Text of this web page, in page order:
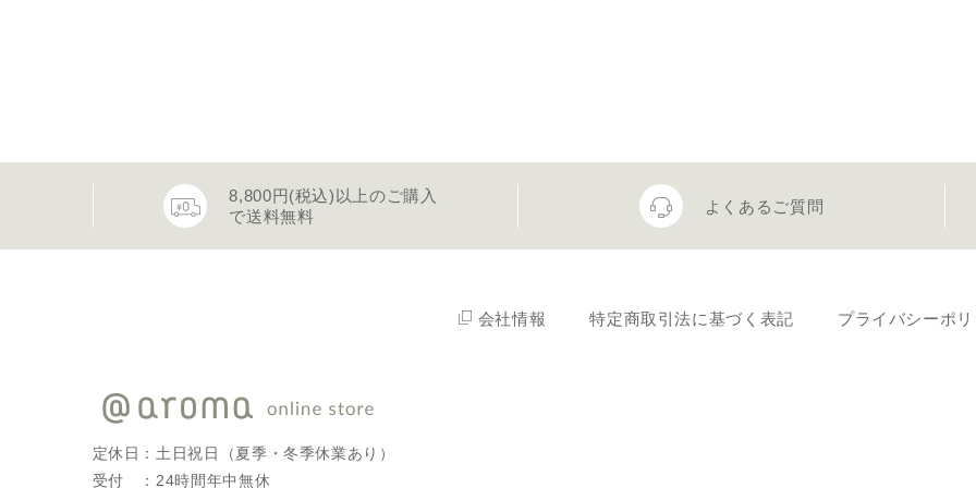
8,800円(税込)以上のご購入
で送料無料
よくあるご質問
会社情報 特定商取引法に基づく表記 プライバシーポ
定休日：土日祝日（夏季・冬季休業あり）
受付 ：24時間年中無休